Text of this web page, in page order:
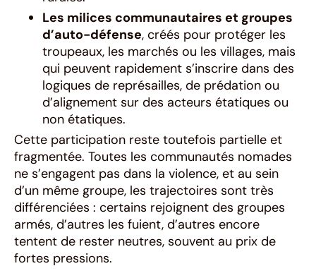
Les milices communautaires et groupes
d’auto-défense, créés pour protéger les
troupeaux, les marchés ou les villages, mais
qui peuvent rapidement s’inscrire dans des
logiques de représailles, de prédation ou
d’alignement sur des acteurs étatiques ou
non étatiques.
Cette participation reste toutefois partielle et
fragmentée. Toutes les communautés nomades
ne s’engagent pas dans la violence, et au sein
d’un même groupe, les trajectoires sont très
différenciées : certains rejoignent des groupes
armés, d’autres les fuient, d’autres encore
tentent de rester neutres, souvent au prix de
fortes pressions.